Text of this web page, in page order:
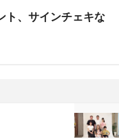
ト、サインチェキな